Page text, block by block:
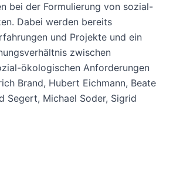
bei der Formulierung von sozial-
Dabei werden bereits
und Projekte und ein
zwischen
ökologischen Anforderungen
Brand, Hubert Eichmann, Beate
Segert, Michael Soder, Sigrid